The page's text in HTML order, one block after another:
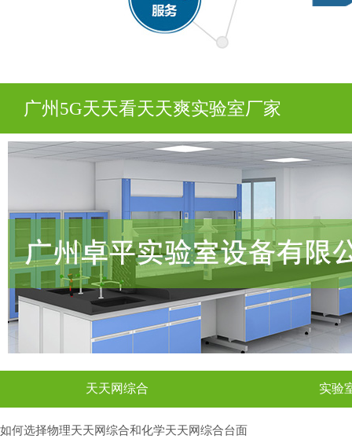
广州5G天天看天天爽实验室厂家
天天网综合 实验
如何选择物理天天网综合和化学天天网综合台面